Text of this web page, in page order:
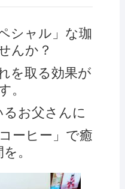
シャル」な珈
んか？
を取る効果が
。
お父さんに
ーヒー」で癒
。